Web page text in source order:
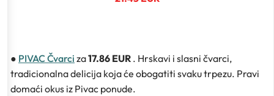
● PIVAC Čvarci za17.86 EUR . Hrskavi i slasni čvarci,
tradicionalna delicija koja će obogatiti svaku trpezu. Pravi
domaći okus iz Pivac ponude.